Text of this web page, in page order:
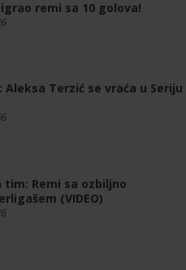
remi sa 10 golova!
Aleksa Terzić se vraća u Seriju
Remi sa ozbiljno
(VIDEO)